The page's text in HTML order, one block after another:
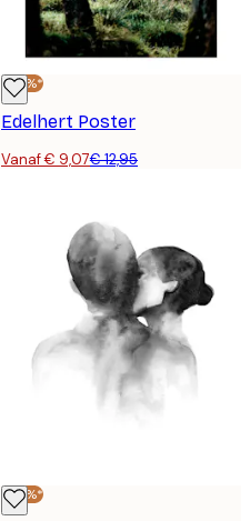
-30%*
Edelhert Poster
Vanaf € 9,07€ 12,95
-30%*